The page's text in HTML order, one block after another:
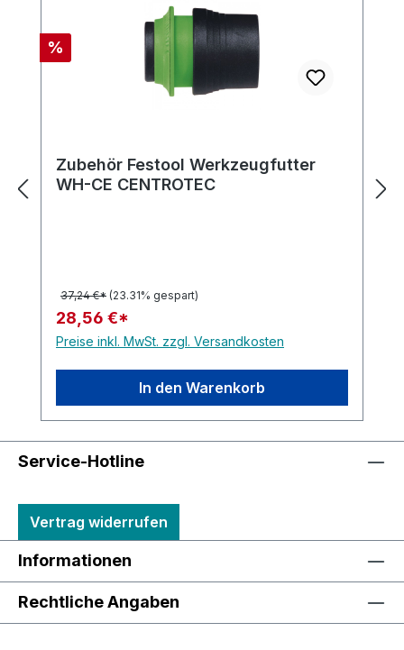
Rabatt
%
Zubehör Festool Werkzeugfutter
WH-CE CENTROTEC
37,24 €* (23.31% gespart)
28,56 €*
Preise inkl. MwSt. zzgl. Versandkosten
In den Warenkorb
Service-Hotline
Vertrag widerrufen
Informationen
Rechtliche Angaben